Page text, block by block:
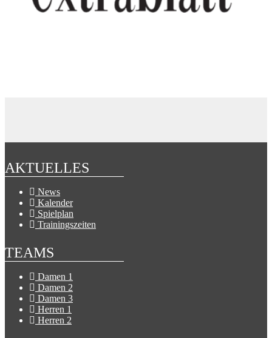
AKTUELLES
News
Kalender
Spielplan
Trainingszeiten
TEAMS
Damen 1
Damen 2
Damen 3
Herren 1
Herren 2